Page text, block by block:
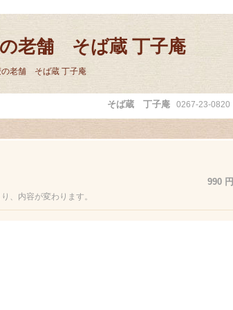
老舗 そば蔵 丁子庵
の老舗 そば蔵 丁子庵
そば蔵 丁子庵 0267-23-0820
990 円
、内容が変わります。